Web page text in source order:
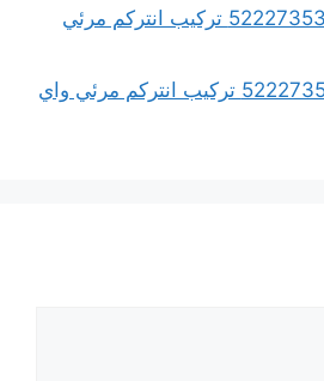
فني انتركم تيماء 52227353 تركيب انتركم مرئي
فني انتركم كبد 52227353 تركيب انتركم مرئي واي